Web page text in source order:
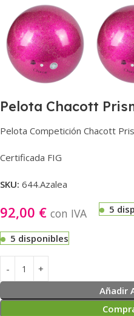
Pelota Chacott
Pelota Competición Chacott
Certificada FIG
SKU: 644.Azalea
92,00 € con IVA 5
5 disponibles
Añadir